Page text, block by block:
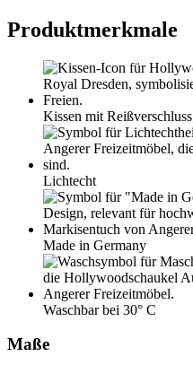
Produktmerkmale
Kissen mit Reißverschluss
Lichtecht
Made in Germany
Waschbar bei 30° C
Maße